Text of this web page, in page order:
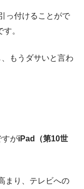
っ付けることがで
。
もうダサいと言わ
すがiPad（第10世
まり、テレビへの